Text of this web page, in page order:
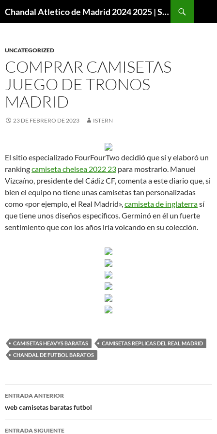
Chandal Atletico de Madrid 2024 2025 | SuperVigo
UNCATEGORIZED
COMPRAR CAMISETAS
JUEGO DE TRONOS
MADRID
23 DE FEBRERO DE 2023 ISTERN
El sitio especializado FourFourTwo decidió que sí y elaboró un
rankingcamiseta chelsea 2022 23 para mostrarlo. Manuel
Vizcaíno, presidente del Cádiz CF, comenta a este diario que, si
bien el equipo no tiene unas camisetas tan personalizadas
como «por ejemplo, el Real Madrid»,camiseta de inglaterrasí
que tiene unos diseños específicos. Germinó en él un fuerte
sentimiento que con los años iría volcando en su colección.
CAMISETAS HEAVYS BARATAS
CAMISETAS REPLICAS DEL REAL MADRID
CHANDAL DE FUTBOL BARATOS
Navegación
de
entradas
ENTRADA ANTERIOR
web camisetas baratas futbol
ENTRADA SIGUIENTE